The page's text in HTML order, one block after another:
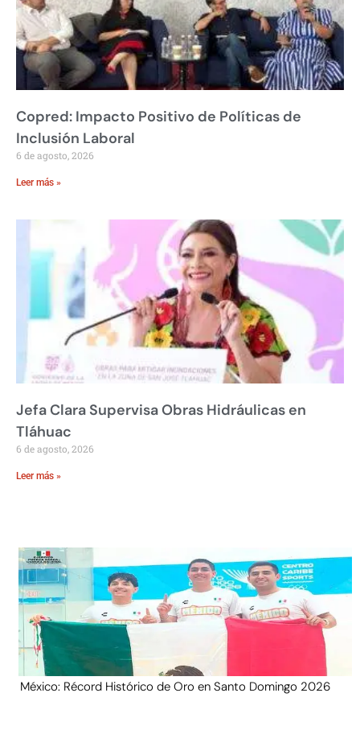
Copred: Impacto Positivo de Políticas de
Inclusión Laboral
6 de agosto, 2026
Leer más »
Jefa Clara Supervisa Obras Hidráulicas en
Tláhuac
6 de agosto, 2026
Leer más »
México: Récord Histórico de Oro en Santo Domingo 2026